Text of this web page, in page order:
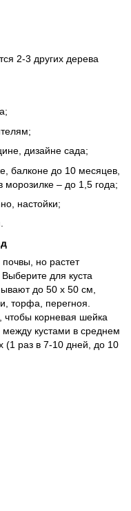
2-3 других дерева
дизайне сада;
балконе до 10 месяцев,
морозилке – до 1,5 года;
настойки;
но растет
для куста
до 50 х 50 см,
торфа, перегноя.
чтобы корневая шейка
кустами в среднем
(1 раз в 7-10 дней, до 10